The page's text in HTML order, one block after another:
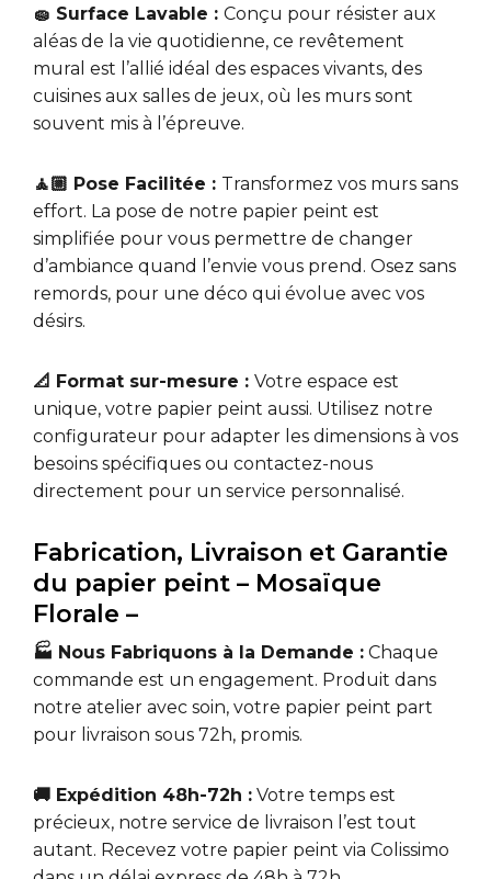
🧽 Surface Lavable : Conçu pour résister aux
aléas de la vie quotidienne, ce revêtement
mural est l’allié idéal des espaces vivants, des
cuisines aux salles de jeux, où les murs sont
souvent mis à l’épreuve.
🧘🏼 Pose Facilitée : Transformez vos murs sans
effort. La pose de notre papier peint est
simplifiée pour vous permettre de changer
d’ambiance quand l’envie vous prend. Osez sans
remords, pour une déco qui évolue avec vos
désirs.
📐 Format sur-mesure : Votre espace est
unique, votre papier peint aussi. Utilisez notre
configurateur pour adapter les dimensions à vos
besoins spécifiques ou contactez-nous
directement pour un service personnalisé.
Fabrication, Livraison et Garantie
du papier peint – Mosaïque
Florale –
🏭 Nous Fabriquons à la Demande : Chaque
commande est un engagement. Produit dans
notre atelier avec soin, votre papier peint part
pour livraison sous 72h, promis.
🚚 Expédition 48h-72h : Votre temps est
précieux, notre service de livraison l’est tout
autant. Recevez votre papier peint via Colissimo